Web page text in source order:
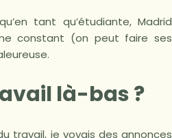
tant qu’étudiante, Madrid
constant (on peut faire ses
là-bas ?
travail, je voyais des annonces